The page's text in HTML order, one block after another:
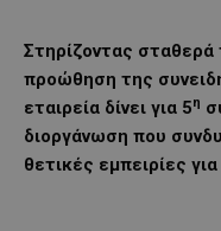
Στηρίζοντας σταθερά
προώθηση της
εταιρεία δίνει για 5η
διοργάνωση που
θετικές εμπειρίες